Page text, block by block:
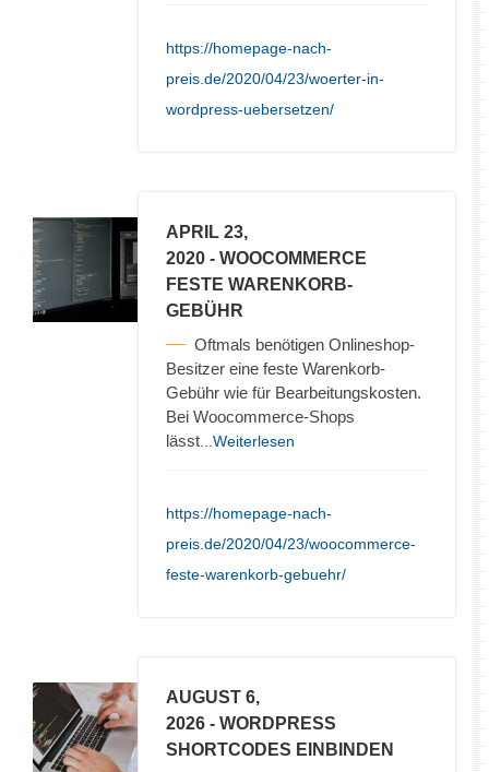
https://homepage-nach-
preis.de/2020/04/23/woerter-in-
wordpress-uebersetzen/
APRIL 23,
2020 - WOOCOMMERCE
FESTE WARENKORB-
GEBÜHR
Oftmals benötigen Onlineshop-
Besitzer eine feste Warenkorb-
Gebühr wie für Bearbeitungskosten.
Bei Woocommerce-Shops
lässt ...Weiterlesen
https://homepage-nach-
preis.de/2020/04/23/woocommerce-
feste-warenkorb-gebuehr/
AUGUST 6,
2026 - WORDPRESS
SHORTCODES EINBINDEN